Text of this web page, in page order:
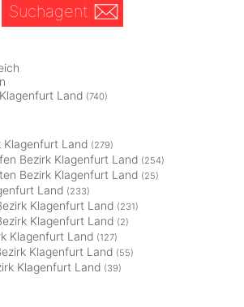
Suchagent
Land (740)
Klagenfurt Land (279)
Bezirk Klagenfurt Land (254)
Bezirk Klagenfurt Land (25)
Land (233)
Klagenfurt Land (231)
Klagenfurt Land (2)
Klagenfurt Land (127)
Klagenfurt Land (55)
Klagenfurt Land (39)